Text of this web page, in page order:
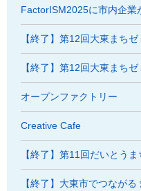
FactorISM2025に市内企業
【終了】第12回大東まち
【終了】第12回大東まち
オープンファクトリー
Creative Cafe
【終了】第11回だいとうま
【終了】大東市でつなが